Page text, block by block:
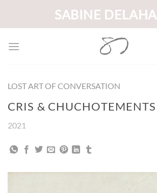
contenu
SABINE
LOST ART OF CONVERSATION
CRIS & CHUCHOTEMENTS
2021